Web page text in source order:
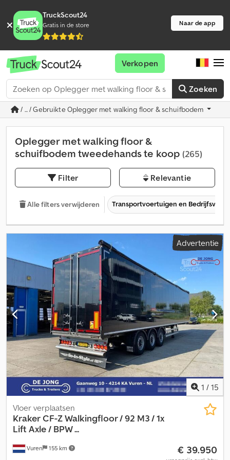
TruckScout24
Gratis in de store Naar de app
Zoeken
Verkopen
/ ... / Gebruikte Oplegger met walking floor & schuifbodem
Oplegger met walking floor &
schuifbodem tweedehands te koop (265)
Filter Relevantie
Alle filters verwijderen Transportvoertuigen en
Advertentie
1 / 15
Vuren 155 km
Vloer verplaatsen
KrakerCF-Z Walkingfloor / 92 M3 / 1x
Lift Axle / BPW ...
€ 39.950